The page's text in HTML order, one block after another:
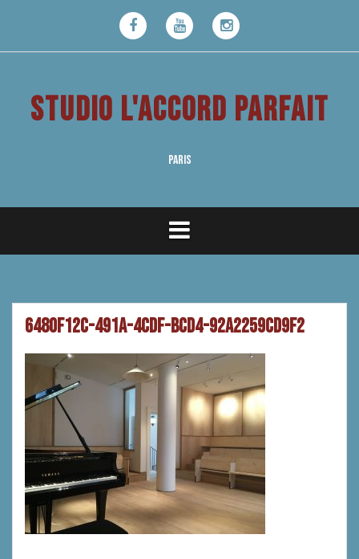
STUDIO L'ACCORD PARFAIT
PARIS
6480f12c-491a-4cdf-bcd4-92a2259cd9f2